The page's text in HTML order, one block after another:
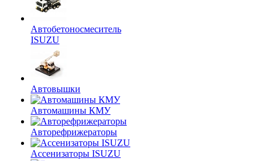
Автобетоносмеситель
ISUZU
Автовышки
Автомашины КМУ
Авторефрижераторы
Ассенизаторы ISUZU